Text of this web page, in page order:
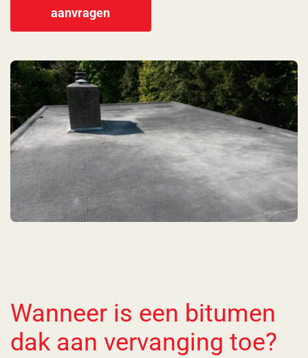
aanvragen
Wanneer is een bitumen
dak aan vervanging toe?